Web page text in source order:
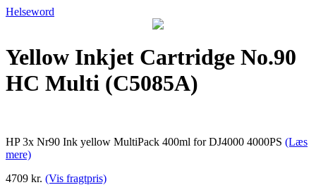
Helseword
Yellow Inkjet Cartridge No.90
HC Multi (C5085A)
HP 3x Nr90 Ink yellow MultiPack 400ml for DJ4000 4000PS (Læs
mere)
4709 kr. (Vis fragtpris)